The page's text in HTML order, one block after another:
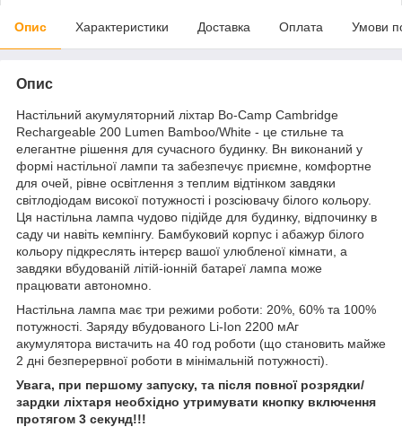
Опис Характеристики Доставка Оплата Умови
Опис
Настільний акумуляторний ліхтар Bo-Camp Cambridge
Rechargeable 200 Lumen Bamboo/White - це стильне та
елегантне рішення для сучасного будинку. Вн виконаний у
формі настільної лампи та забезпечує приємне, комфортне
для очей, рівне освітлення з теплим відтінком завдяки
світлодіодам високої потужності і розсіювачу білого кольору.
Ця настільна лампа чудово підійде для будинку, відпочинку в
саду чи навіть кемпінгу. Бамбуковий корпус і абажур білого
кольору підкреслять інтерєр вашої улюбленої кімнати, а
завдяки вбудованій літій-іонній батареї лампа може
працювати автономно.
Настільна лампа має три режими роботи: 20%, 60% та 100%
потужності. Заряду вбудованого Li-Ion 2200 мАг
акумулятора вистачить на 40 год роботи (що становить майже
2 дні безперервної роботи в мінімальній потужності).
Увага, при першому запуску, та після повної розрядки/
зардки ліхтаря необхідно утримувати кнопку включення
протягом 3 секунд!!!